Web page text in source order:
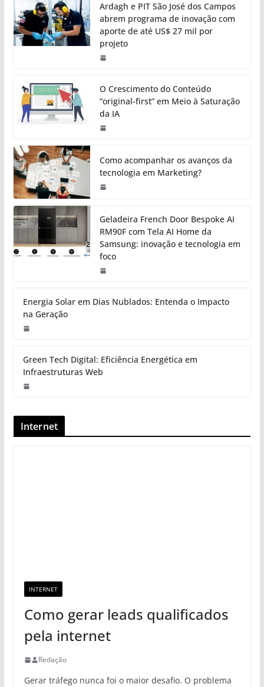
Ardagh e PIT São José dos Campos
abrem programa de inovação com
aporte de até US$ 27 mil por
projeto
O Crescimento do Conteúdo
“original-first” em Meio à Saturação
da IA
Como acompanhar os avanços da
tecnologia em Marketing?
Geladeira French Door Bespoke AI
RM90F com Tela AI Home da
Samsung: inovação e tecnologia em
foco
Energia Solar em Dias Nublados: Entenda o Impacto
na Geração
Green Tech Digital: Eficiência Energética em
Infraestruturas Web
Internet
INTERNET
Como gerar leads qualificados
pela internet
Redação
Gerar tráfego nunca foi o maior desafio. O problema